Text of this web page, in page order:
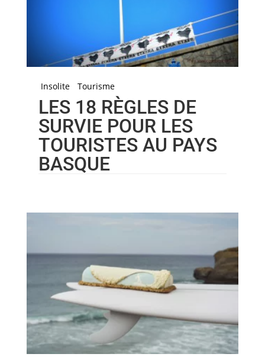
Insolite Tourisme
LES 18 RÈGLES DE
SURVIE POUR LES
TOURISTES AU PAYS
BASQUE